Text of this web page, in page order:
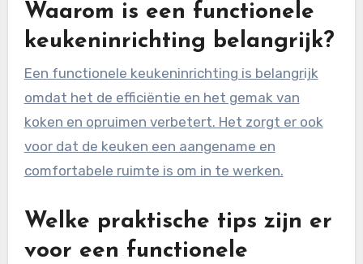
Waarom is een functionele
keukeninrichting belangrijk?
Een functionele keukeninrichting is belangrijk
omdat het de efficiëntie en het gemak van
koken en opruimen verbetert. Het zorgt er ook
voor dat de keuken een aangename en
comfortabele ruimte is om in te werken.
Welke praktische tips zijn er
voor een functionele